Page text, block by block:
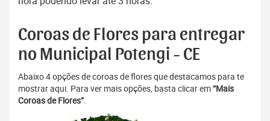
Coroas de Flores para entregar
no Municipal Potengi - CE
Abaixo 4 opções de coroas de flores que destacamos para te
mostrar aqui. Para ver mais opções, basta clicar em“Mais
Coroas de Flores”.